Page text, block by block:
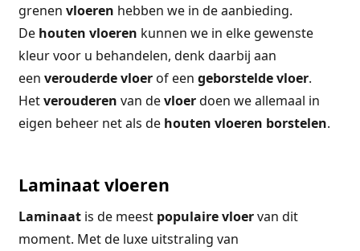
grenen vloeren hebben we in de aanbieding.
De houten vloeren kunnen we in elke gewenste
kleur voor u behandelen, denk daarbij aan
een verouderdevloerof een geborsteldevloer.
Hetverouderen van devloerdoen we allemaal in
eigen beheer net als de houten vloeren borstelen.
Laminaat vloeren
Laminaatis de meest populairevloervan dit
moment. Met de luxe uitstraling van